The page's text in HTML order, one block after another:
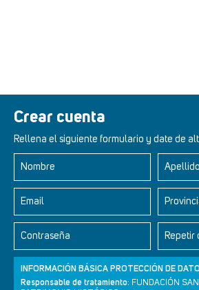
Crear cuenta
Rellena el siguiente formulario y date de
Nombre
Email
Contraseña Repetir
INFORMACIÓN BÁSICA PROTECCIÓN DE
Responsable de tratamiento: FUNDACIÓN
Retablos Renacentistas